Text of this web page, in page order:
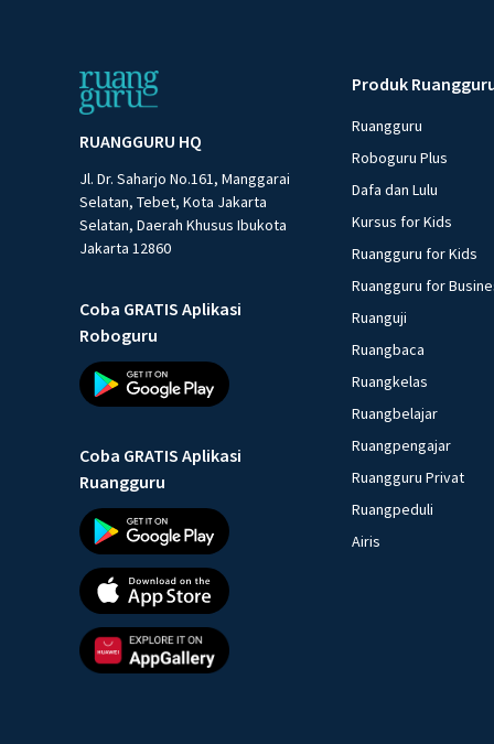
RUANGGURU HQ
Jl. Dr. Saharjo No.161, Manggarai
Selatan, Tebet, Kota Jakarta
Selatan, Daerah Khusus Ibukota
Jakarta 12860
Coba GRATIS Aplikasi
Roboguru
Coba GRATIS Aplikasi
Ruangguru
Produk
Ruangguru
Roboguru Plus
Dafa dan Lulu
Kursus for Kids
Ruangguru for Kids
Ruangguru for
Ruanguji
Ruangbaca
Ruangkelas
Ruangbelajar
Ruangpengajar
Ruangguru Privat
Ruangpeduli
Airis